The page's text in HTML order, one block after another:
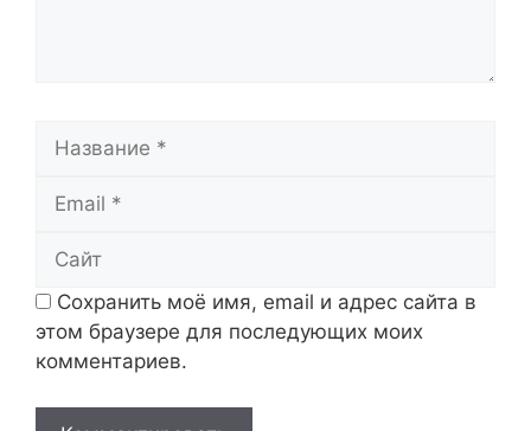
Название
Email
Сайт
Сохранить моё имя, email и адрес сайта в
этом браузере для последующих моих
комментариев.